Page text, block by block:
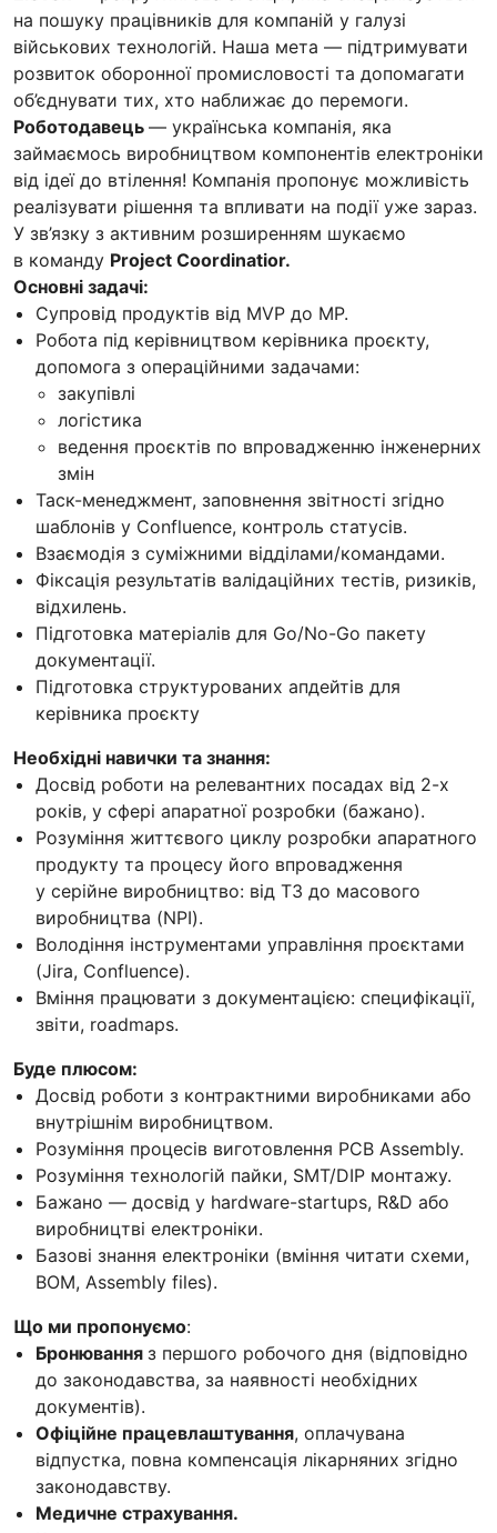
на пошуку працівників для компаній у галузі
військових технологій. Наша мета — підтримувати
розвиток оборонної промисловості та допомагати
об’єднувати тих, хто наближає до перемоги.
Роботодавець — українська компанія, яка
займаємось виробництвом компонентів електроніки
від ідеї до втілення! Компанія пропонує можливість
реалізувати рішення та впливати на події уже зараз.
У зв’язку з активним розширенням шукаємо
в команду Project Coordinatior.
Основні задачі:
Супровід продуктів від MVP до MP.
Робота під керівництвом керівника проєкту,
допомога з операційними задачами:
закупівлі
логістика
ведення проєктів по впровадженню інженерних
змін
Таск-менеджмент, заповнення звітності згідно
шаблонів у Confluence, контроль статусів.
Взаємодія з суміжними відділами/командами.
Фіксація результатів валідаційних тестів, ризиків,
відхилень.
Підготовка матеріалів для Go/No-Go пакету
документації.
Підготовка структурованих апдейтів для
керівника проєкту
Необхідні навички та знання:
Досвід роботи на релевантних посадах від 2-х
років, у сфері апаратної розробки (бажано).
Розуміння життєвого циклу розробки апаратного
продукту та процесу його впровадження
у серійне виробництво: від ТЗ до масового
виробництва (NPI).
Володіння інструментами управління проєктами
(Jira, Confluence).
Вміння працювати з документацією: специфікації,
звіти, roadmaps.
Буде плюсом:
Досвід роботи з контрактними виробниками або
внутрішнім виробництвом.
Розуміння процесів виготовлення PCB Assembly.
Розуміння технологій пайки, SMT/DIP монтажу.
Бажано — досвід у hardware-startups, R&D або
виробництві електроніки.
Базові знання електроніки (вміння читати схеми,
BOM, Assembly files).
Що ми пропонуємо:
Бронювання з першого робочого дня (відповідно
до законодавства, за наявності необхідних
документів).
Офіційне працевлаштування, оплачувана
відпустка, повна компенсація лікарняних згідно
законодавству.
Медичне страхування.